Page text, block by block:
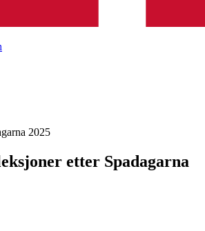
2025
etter Spadagarna